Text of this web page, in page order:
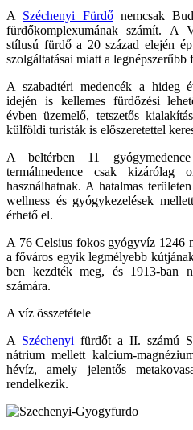
A Széchenyi Fürdőnemcsak
fürdőkomplexumának számít. A
stílusú fürdő a 20 század elején
szolgáltatásai miatt a
A szabadtéri medencék a hideg
idején is kellemes fürdőzési
évben üzemelő, tetszetős
külföldi turisták is előszeretettel
A beltérben 11
termálmedence csak kizárólag
használhatnak. A hatalmas
wellness és gyógykezelések
érhető el.
A 76 Celsius fokos gyógyvíz 1246
a főváros egyik legmélyebb
ben kezdték meg, és 1913-ban
számára.
A víz összetétele
A Széchenyi fürdőt a II. számú
nátrium mellett kalcium-
hévíz, amely jelentős
rendelkezik.